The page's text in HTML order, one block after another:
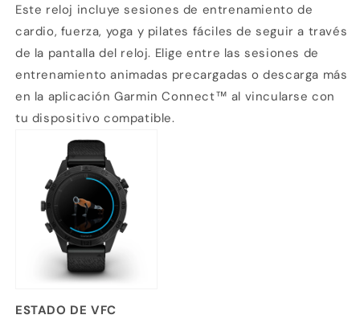
Este reloj incluye sesiones de entrenamiento de
cardio, fuerza, yoga y pilates fáciles de seguir a través
de la pantalla del reloj. Elige entre las sesiones de
entrenamiento animadas precargadas o descarga más
en la aplicación Garmin Connect™ al vincularse con
tu dispositivo compatible.
ESTADO DE VFC